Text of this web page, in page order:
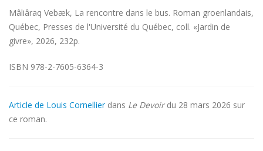
Mâliâraq Vebæk, La rencontre dans le bus. Roman groenlandais,
Québec, Presses de l'Université du Québec, coll. «Jardin de
givre», 2026, 232p.
ISBN 978-2-7605-6364-3
Article de Louis Cornellierdans Le Devoirdu 28 mars 2026 sur
ce roman.